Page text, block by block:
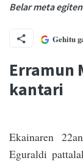
Belar meta
Gehitu
Erramun
kantari
Ekainaren
Eguraldi